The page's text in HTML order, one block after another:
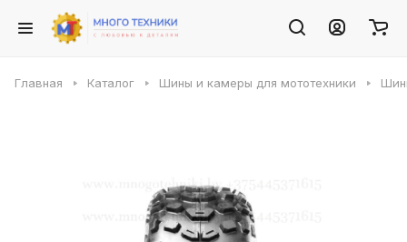
Главная Каталог Шины и камеры для мототехники